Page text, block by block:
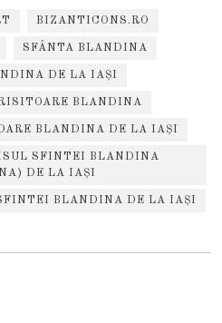
BIZANTICONS.RO
SFÂNTA BLANDINA
DE LA IAȘI
BLANDINA
BLANDINA DE LA IAȘI
SFINTEI BLANDINA
DE LA IAȘI
BLANDINA DE LA IAȘI